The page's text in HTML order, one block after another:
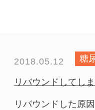
2018.05.12 糖
リバウンドしてし
リバウンドした原